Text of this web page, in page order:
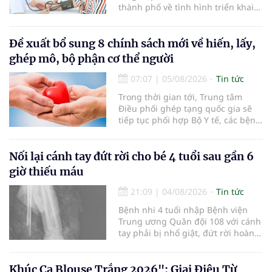
thành phố về tình hình triển khai
nhận 32.286.360 người, chiếm gần
30% dân số cả nước đã được khám
sức khỏe định kỳ năm nay.
Đề xuất bổ sung 8 chính sách mới về hiến, lấy,
ghép mô, bộ phận cơ thể người
07:07 | 05/08/2026
Tin tức
Trong thời gian tới, Trung tâm
Điều phối ghép tạng quốc gia sẽ
tiếp tục phối hợp Bộ Y tế, các bệnh
cường truyền thông, hoàn thiện
quy trình chuyên môn và hệ thống
hiến và ghép mô tạng.
Nối lại cánh tay đứt rời cho bé 4 tuổi sau gần 6
giờ thiếu máu
21:09 | 04/08/2026
Tin tức
Bệnh nhi 4 tuổi nhập Bệnh viện
Trung ương Quân đội 108 với cánh
tay phải bị nhổ giật, đứt rời hoàn
thương nặng và thời gian thiếu
Khúc Ca Blouse Trắng 2026": Giai Điệu Từ